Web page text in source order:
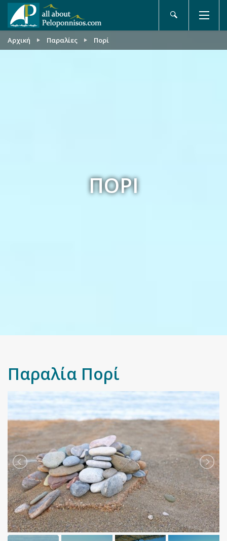
Αρχική Παραλίες Πορί
ΠΟΡΊ
Παραλία Πορί